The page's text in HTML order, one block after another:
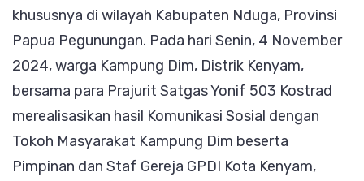
khususnya di wilayah Kabupaten Nduga, Provinsi
Papua Pegunungan. Pada hari Senin, 4 November
2024, warga Kampung Dim, Distrik Kenyam,
bersama para Prajurit Satgas Yonif 503 Kostrad
merealisasikan hasil Komunikasi Sosial dengan
Tokoh Masyarakat Kampung Dim beserta
Pimpinan dan Staf Gereja GPDI Kota Kenyam,